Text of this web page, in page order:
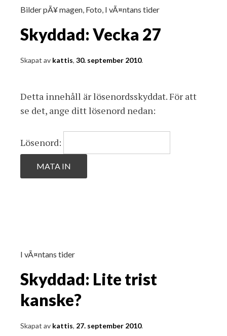
Bilder pÃ¥ magen Foto I vÃ¤ntans tider
Skyddad: Vecka 27
Skapat av kattis, 30. september 2010.
Detta innehåll är lösenordsskyddat. För att
se det, ange ditt lösenord nedan:
Lösenord:
I vÃ¤ntans tider
Skyddad: Lite trist
kanske?
Skapat av kattis, 27. september 2010.